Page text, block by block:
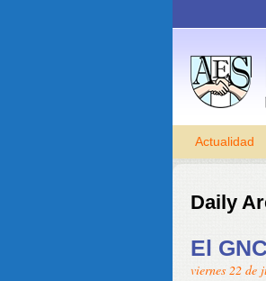
Actualidad
Daily
El
viernes 22 de